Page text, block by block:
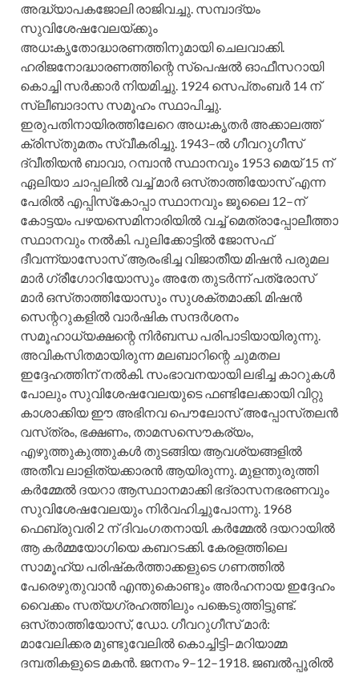
അദ്ധ്യാപകജോലി രാജിവച്ചു. സമ്പാദ്യം
സുവിശേഷവേലയ്ക്കും
അധഃകൃതോദ്ധാരണത്തിനുമായി ചെലവാക്കി.
ഹരിജനോദ്ധാരണത്തിന്റെ സ്‌പെഷല്‍ ഓഫീസറായി
കൊച്ചി സര്‍ക്കാര്‍ നിയമിച്ചു. 1924 സെപ്‌തംബര്‍ 14 ന്‌
സ്ലീബാദാസ സമൂഹം സ്ഥാപിച്ചു.
ഇരുപതിനായിരത്തിലേറെ അധഃകൃതര്‍ അക്കാലത്ത്‌
ക്രിസ്‌തുമതം സ്വീകരിച്ചു. 1943–ല്‍ ഗീവറുഗീസ്‌
ദ്വീതിയന്‍ ബാവാ, റമ്പാന്‍ സ്ഥാനവും 1953 മെയ്‌ 15 ന്‌
ഏലിയാ ചാപ്പലില്‍ വച്ച്‌ മാര്‍ ഒസ്‌താത്തിയോസ്‌ എന്ന
പേരില്‍ എപ്പിസ്‌കോപ്പാ സ്ഥാനവും ജൂലൈ 12–ന്‌
കോട്ടയം പഴയസെമിനാരിയില്‍ വച്ച്‌ മെത്രാപ്പോലീത്താ
സ്ഥാനവും നല്‍കി. പുലിക്കോട്ടില്‍ ജോസഫ്‌
ദീവന്ന്യാസോസ്‌ ആരംഭിച്ച വിജാതീയ മിഷന്‍ പരുമല
മാര്‍ ഗ്രീഗോറിയോസും അതേ തുടര്‍ന്ന്‌ പത്രോസ്‌
മാര്‍ ഒസ്‌താത്തിയോസും സുശക്തമാക്കി. മിഷന്‍
സെന്ററുകളില്‍ വാര്‍ഷിക സന്ദര്‍ശനം
സമൂഹാധ്യക്ഷന്റെ നിര്‍ബന്ധ പരിപാടിയായിരുന്നു.
അവികസിതമായിരുന്ന മലബാറിന്റെ ചുമതല
ഇദ്ദേഹത്തിന്‌ നല്‍കി. സംഭാവനയായി ലഭിച്ച കാറുകള്‍
പോലും സുവിശേഷവേലയുടെ ഫണ്ടിലേക്കായി വിറ്റു
കാശാക്കിയ ഈ അഭിനവ പൌലോസ്‌ അപ്പോസ്‌തലന്‍
വസ്‌ത്രം, ഭക്ഷണം, താമസസൌകര്യം,
എഴുത്തുകുത്തുകള്‍ തുടങ്ങിയ ആവശ്യങ്ങളില്‍
അതീവ ലാളിത്യക്കാരന്‍ ആയിരുന്നു. മുളന്തുരുത്തി
കര്‍മ്മേല്‍ ദയറാ ആസ്ഥാനമാക്കി ഭദ്രാസനഭരണവും
സുവിശേഷവേലയും നിര്‍വഹിച്ചുപോന്നു. 1968
ഫെബ്രുവരി 2 ന്‌ ദിവംഗതനായി. കര്‍മ്മേല്‍ ദയറായില്‍
ആ കര്‍മ്മയോഗിയെ കബറടക്കി. കേരളത്തിലെ
സാമൂഹ്യ പരിഷ്‌കര്‍ത്താക്കളുടെ ഗണത്തില്‍
പേരെഴുതുവാന്‍ എന്തുകൊണ്ടും അര്‍ഹനായ ഇദ്ദേഹം
വൈക്കം സത്യഗ്രഹത്തിലും പങ്കെടുത്തിട്ടുണ്ട്‌.
ഒസ്‌താത്തിയോസ്‌, ഡോ. ഗീവറുഗീസ്‌ മാര്‍:
മാവേലിക്കര മുണ്ടുവേലില്‍ കൊച്ചിട്ടി–മറിയാമ്മ
ദമ്പതികളുടെ മകന്‍. ജനനം 9–12–1918. ജബല്‍പ്പൂരില്‍